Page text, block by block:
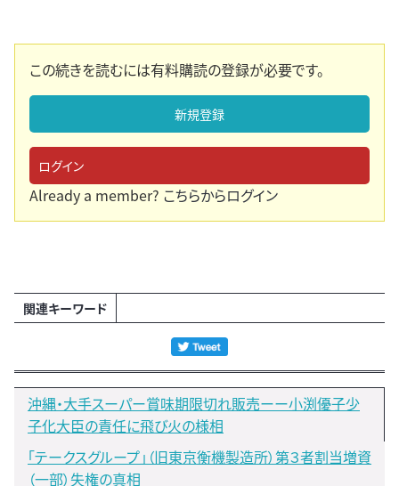
この続きを読むには有料購読の登録が必要です。
新規登録
ログイン
Already a member? こちらからログイン
関連キーワード
沖縄・大手スーパー賞味期限切れ販売ーー小渕優子少
子化大臣の責任に飛び火の様相
「テークスグループ」（旧東京衡機製造所）第３者割当増資
（一部）失権の真相